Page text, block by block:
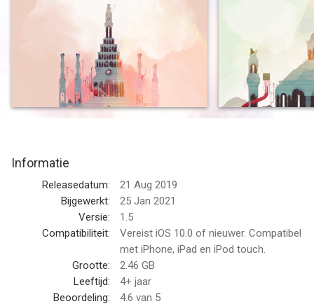
Haar reis door het verdriet uit zich in haar jurk, die haar nieuwe
vaardigheden geeft om beter de weg te vinden in haar
vervaagde realiteit. Naarmate het verhaal zich ontvouwt groeit
Gris emotioneel en ziet ze haar wereld op een andere manier,
waardoor ze nieuwe paden vindt die ze met haar nieuwe
vaardigheden kan verkennen.
GRIS is een serene en ontroerende ervaring, vrij van gevaar,
artwork, gedetailleerde animatie en een elegante originele
soundtrack. In de game worden lichte puzzels,
platformsequenties en optionele vaardigheidsuitdagingen
zichtbaar als de wereld van Gris verder toegankelijk wordt.
GRIS is een vrijwel tekstloze ervaring met alleen eenvoudige
besturingshints die zijn geïllustreerd met universele symbolen.
De game is geschikt voor iedereen, ongeacht welke taal je
Informatie
Releasedatum:
21 Aug 2019
Bijgewerkt:
25 Jan 2021
Versie:
1.5
Compatibiliteit:
Vereist iOS 10.0 of nieuwer. Compatibel
met iPhone, iPad en iPod touch.
Grootte:
2.46 GB
Leeftijd:
4+ jaar
Beoordeling:
4.6 van 5